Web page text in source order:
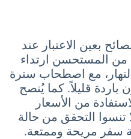
بعين الاعتبار عند
من المستحسن ارتداء
مع اصطحاب سترة
باردة قليلاً. كما يُنصح
من الأسعار
تنسوا التحقق من حالة
سفر مريحة وممتعة.